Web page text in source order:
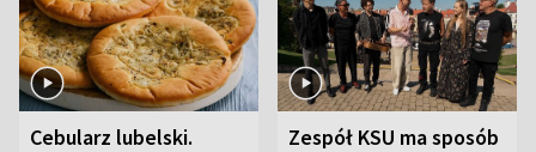
Cebularz lubelski.
Zespół KSU ma sposób